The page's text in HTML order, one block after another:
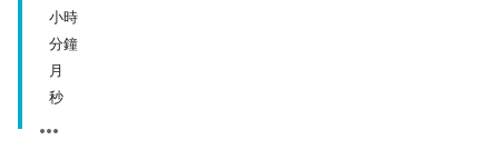
小時
分鐘
月
秒